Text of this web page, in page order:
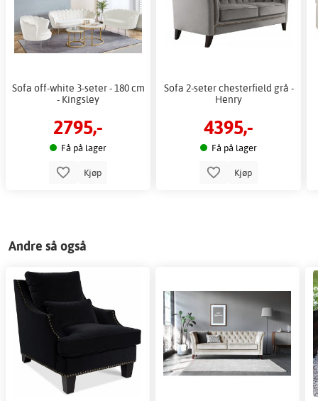
Sofa off-white 3-seter - 180 cm
- Kingsley
2795,-
Få på lager
Kjøp
Sofa 2-seter chesterfield grå -
Henry
4395,-
Få på lager
Kjøp
Andre så også